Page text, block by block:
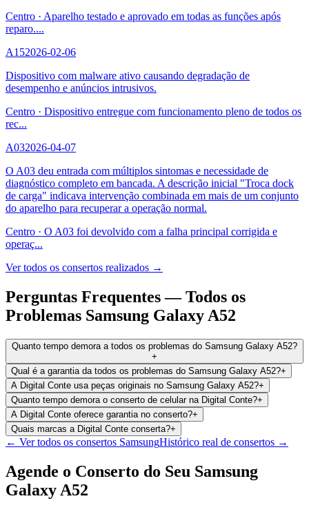
Centro · Aparelho testado e aprovado em todas as funções após
reparo....
A152026-02-06
Dispositivo com malware ativo causando degradação de
desempenho e anúncios intrusivos.
Centro · Dispositivo entregue com funcionamento pleno de todos os
rec...
A032026-04-07
O A03 deu entrada com múltiplos sintomas e necessidade de
diagnóstico completo em bancada. A descrição inicial "Troca dock
de carga" indicava intervenção combinada em mais de um conjunto
do aparelho para recuperar a operação normal.
Centro · O A03 foi devolvido com a falha principal corrigida e
operaç...
Ver todos os consertos realizados →
Perguntas Frequentes —Todos os
Problemas Samsung Galaxy A52
Quanto tempo demora a todos os problemas do Samsung Galaxy A52?
+
Qual é a garantia da todos os problemas do Samsung Galaxy A52?+
A Digital Conte usa peças originais no Samsung Galaxy A52?+
Quanto tempo demora o conserto de celular na Digital Conte?+
A Digital Conte oferece garantia no conserto?+
Quais marcas a Digital Conte conserta?+
← Ver todos os consertos SamsungHistórico real de consertos →
Agende o Conserto do Seu Samsung
Galaxy A52